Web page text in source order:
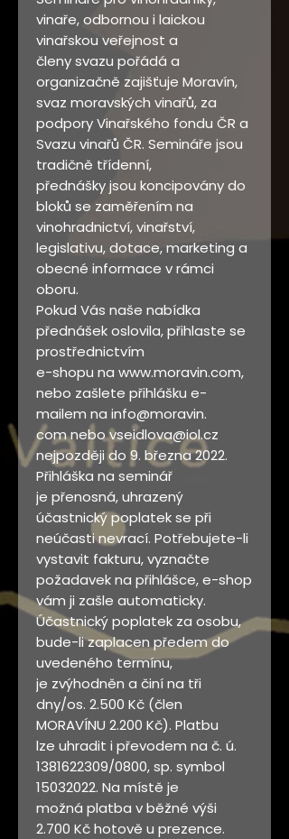
vinaře, odbornou i laickou
vinařskou veřejnost a
členy svazu pořádá a
organizačně zajišťuje Moravín,
svaz moravských vinařů, za
podpory Vinařského fondu ČR a
Svazu vinařů ČR. Semináře jsou
tradičně třídenní,
přednášky jsou koncipovány do
bloků se zaměřením na
vinohradnictví, vinařství,
legislativu, dotace, marketing a
obecné informace v rámci
oboru.
Pokud Vás naše nabídka
přednášek oslovila, přihlaste se
prostřednictvím
e-shopu na www.moravin.com,
nebo zašlete přihlášku e-
mailem na info@moravin.
com nebo vseidlova@iol.cz
nejpozději do 9. března 2022.
Přihláška na seminář
je přenosná, uhrazený
účastnický poplatek se při
neúčasti nevrací. Potřebujete-li
vystavit fakturu, vyznačte
požadavek na přihlášce, e-shop
vám ji zašle automaticky.
Účastnický poplatek za osobu,
bude-li zaplacen předem do
uvedeného termínu,
je zvýhodněn a činí na tři
dny/os. 2.500 Kč (člen
MORAVÍNU 2.200 Kč). Platbu
lze uhradit i převodem na č. ú.
1381622309/0800, sp. symbol
15032022. Na místě je
možná platba v běžné výši
2.700 Kč hotově u prezence.